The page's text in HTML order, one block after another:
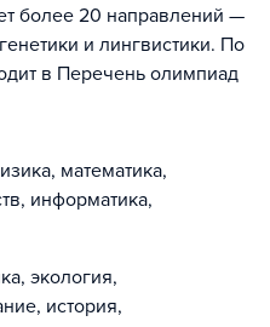
более 20 направлений —
и лингвистики. По
в Перечень олимпиад
математика,
информатика,
экология,
история,